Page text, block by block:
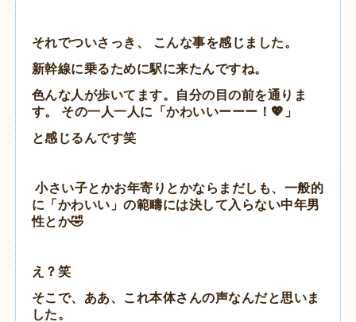
それでついさっき、 こんな事を感じました。
新幹線に乗るために駅に来たんですね。
色んな人が歩いてます。自分の目の前を通りま
す。 その一人一人に「かわいいーーー！💖」
と感じるんです笑
小さい子とかお年寄りとかならまだしも、一般的
に「かわいい」の範疇には決して入らない中年男
性とか🤣
え？笑
そこで、ああ、これ本体さんの声なんだと思いま
した。